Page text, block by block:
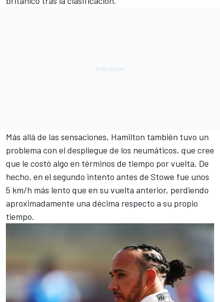
Más allá de las sensaciones, Hamilton también tuvo un
problema con el despliegue de los neumáticos, que cree
que le costó algo en términos de tiempo por vuelta. De
hecho, en el segundo intento antes de Stowe fue unos
5 km/h más lento que en su vuelta anterior, perdiendo
aproximadamente una décima respecto a su propio
tiempo.